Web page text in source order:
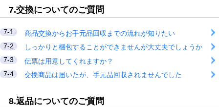
7.交換についてのご質問
7-1
商品交換からお手元品回収までの流れが知りたい
7-2
しっかりと梱包することができませんが大丈夫でしょうか
7-3
伝票は用意してくれますか？
7-4
交換商品は届いたが、手元品回収されませんでした
8.返品についてのご質問